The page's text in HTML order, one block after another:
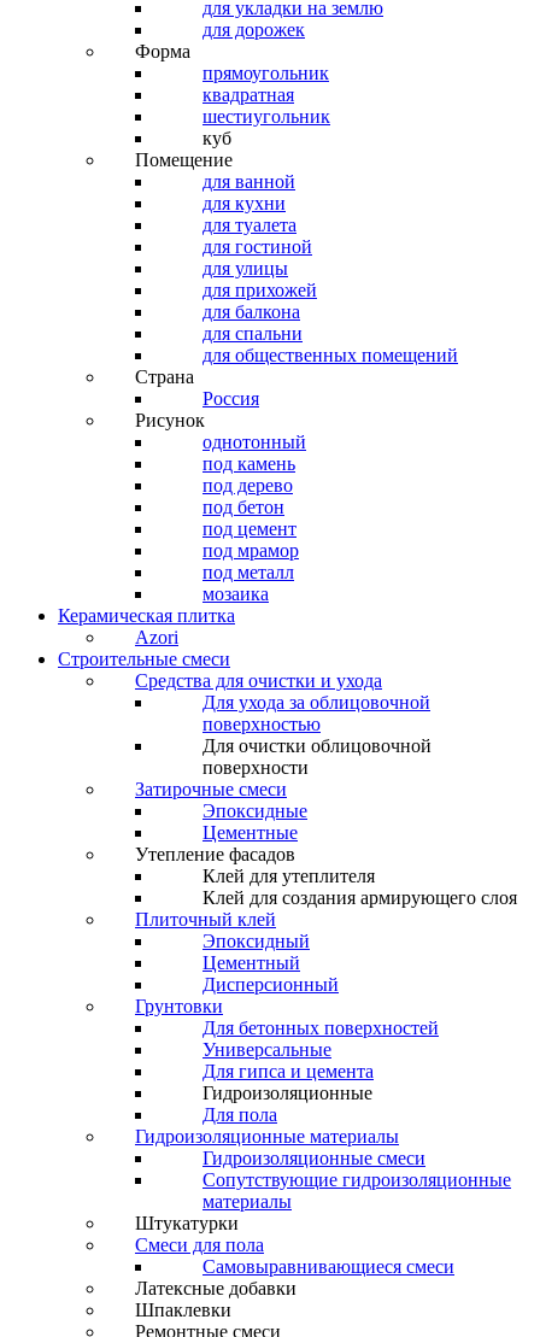
для укладки на землю
для дорожек
Форма
прямоугольник
квадратная
шестиугольник
куб
Помещение
для ванной
для кухни
для туалета
для гостиной
для улицы
для прихожей
для балкона
для спальни
для общественных помещений
Страна
Россия
Рисунок
однотонный
под камень
под дерево
под бетон
под цемент
под мрамор
под металл
мозаика
Керамическая плитка
Azori
Строительные смеси
Средства для очистки и ухода
Для ухода за облицовочной
поверхностью
Для очистки облицовочной
поверхности
Затирочные смеси
Эпоксидные
Цементные
Утепление фасадов
Клей для утеплителя
Клей для создания армирующего слоя
Плиточный клей
Эпоксидный
Цементный
Дисперсионный
Грунтовки
Для бетонных поверхностей
Универсальные
Для гипса и цемента
Гидроизоляционные
Для пола
Гидроизоляционные материалы
Гидроизоляционные смеси
Сопутствующие гидроизоляционные
материалы
Штукатурки
Смеси для пола
Самовыравнивающиеся смеси
Латексные добавки
Шпаклевки
Ремонтные смеси